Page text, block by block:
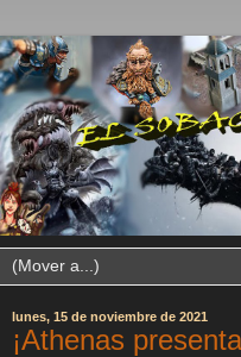
lunes, 15 de noviembre de 2021
¡Athenas